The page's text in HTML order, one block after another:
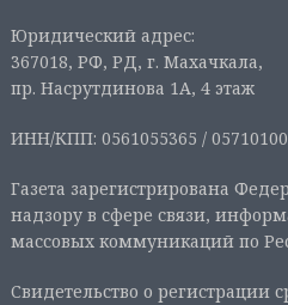
Юридический адрес:
367018, РФ, РД, г. Махачкала,
пр. Насрутдинова 1А, 4 этаж
ИНН/КПП: 0561055365 /
Газета зарегистрирована
надзору в сфере связи,
массовых коммуникаций по
Свидетельство о регистрации